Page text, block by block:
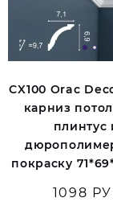
CX100 Orac
карниз
плинтус
покраску
1098